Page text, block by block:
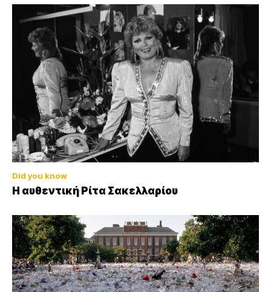
Did you know
Η αυθεντική Ρίτα Σακελλαρίου